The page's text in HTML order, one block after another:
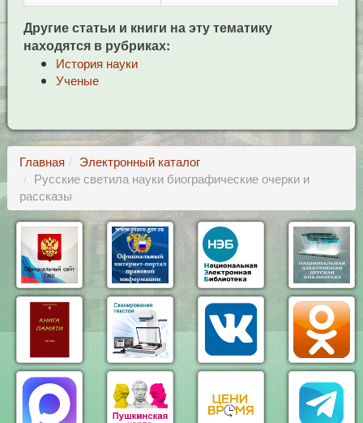
Другие статьи и книги на эту тематику
находятся в рубриках:
История науки
Ученые
Главная
Электронный каталог
Русские светила науки биографические очерки и
рассказы